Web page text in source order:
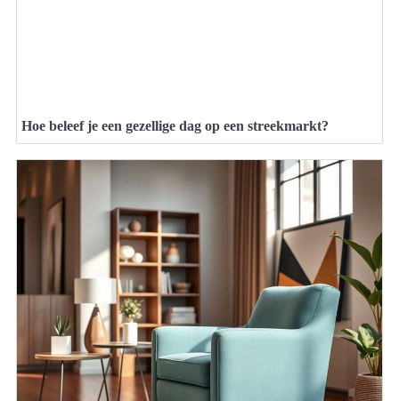
Hoe beleef je een gezellige dag op een streekmarkt?